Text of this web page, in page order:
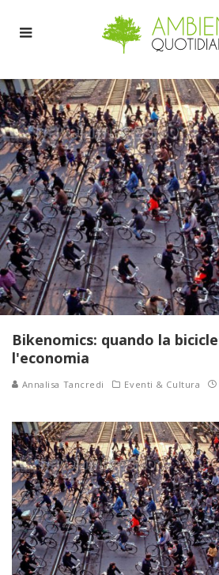
Bikenomics: quando la
l'economia
Annalisa Tancredi Eventi & Cultura